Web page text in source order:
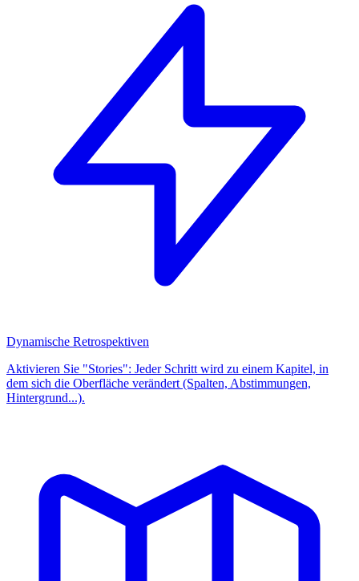
Dynamische Retrospektiven
Aktivieren Sie "Stories": Jeder Schritt wird zu einem Kapitel, in
dem sich die Oberfläche verändert (Spalten, Abstimmungen,
Hintergrund...).